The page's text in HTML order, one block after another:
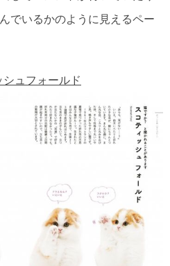
でいるかのように見えるペー
シュフォールド